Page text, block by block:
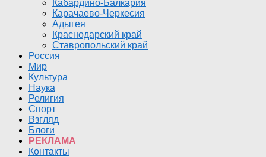
Кабардино-Балкария
Карачаево-Черкесия
Адыгея
Краснодарский край
Ставропольский край
Россия
Мир
Культура
Наука
Религия
Спорт
Взгляд
Блоги
РЕКЛАМА
Контакты